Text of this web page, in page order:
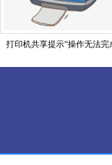
打印机共享提示“操作无法完